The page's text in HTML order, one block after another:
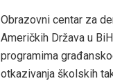
Obrazovni centar za
Američkih Država u
programima
otkazivanja školskih